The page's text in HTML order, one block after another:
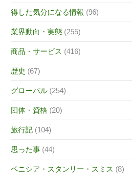
得した気分になる情報 (96)
業界動向・実態 (255)
商品・サービス (416)
歴史 (67)
グローバル (254)
団体・資格 (20)
旅行記 (104)
思った事 (44)
ベニシア・スタンリー・スミス (8)